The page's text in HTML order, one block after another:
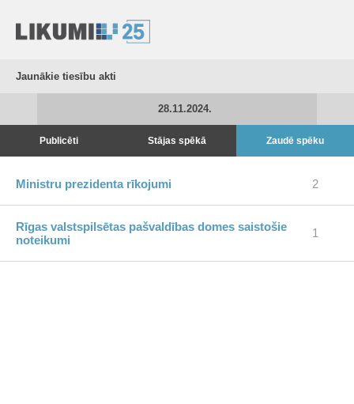
Jaunākie tiesību akti
28.11.2024.
Publicēti Stājas spēkā Zaudē spēku
Ministru prezidenta rīkojumi 2
Rīgas valstspilsētas pašvaldības domes saistošie
noteikumi
1